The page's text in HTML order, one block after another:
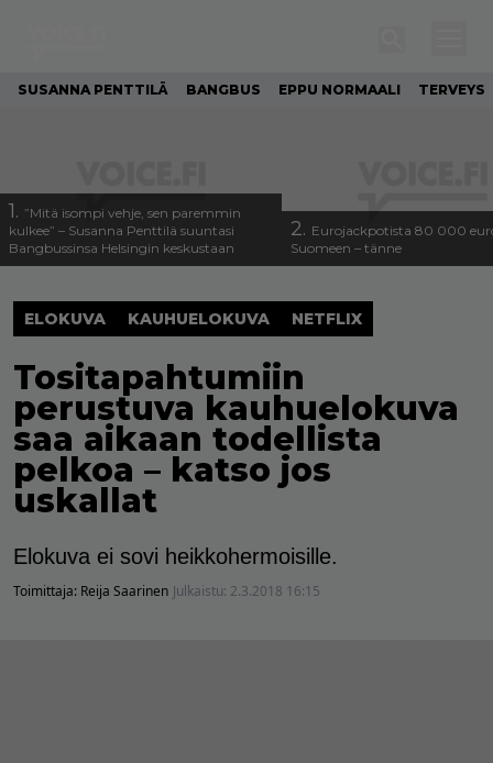
SUSANNA PENTTILÄ BANGBUS EPPU NORMAALI TERVEYS
1. ”Mitä isompi vehje, sen paremmin
kulkee” – Susanna Penttilä suuntasi
Bangbussinsa Helsingin keskustaan
2. Eurojackpotista 80 000
Suomeen – tänne
ELOKUVA KAUHUELOKUVA NETFLIX
Tositapahtumiin
perustuva kauhuelokuva
saa aikaan todellista
pelkoa – katso jos
uskallat
Elokuva ei sovi heikkohermoisille.
Toimittaja: Reija Saarinen Julkaistu: 2.3.2018 16:15